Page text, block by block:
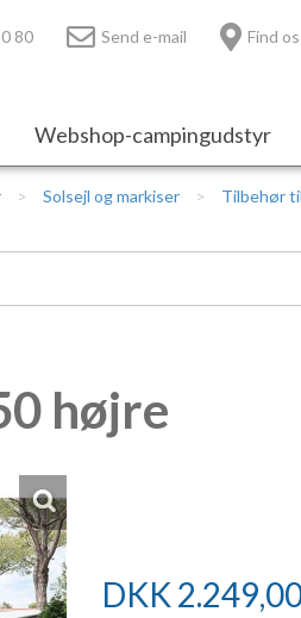
80 Send e-mail Find os
Webshop-campingudstyr
Solsejl og markiser Tilbehør
højre
DKK